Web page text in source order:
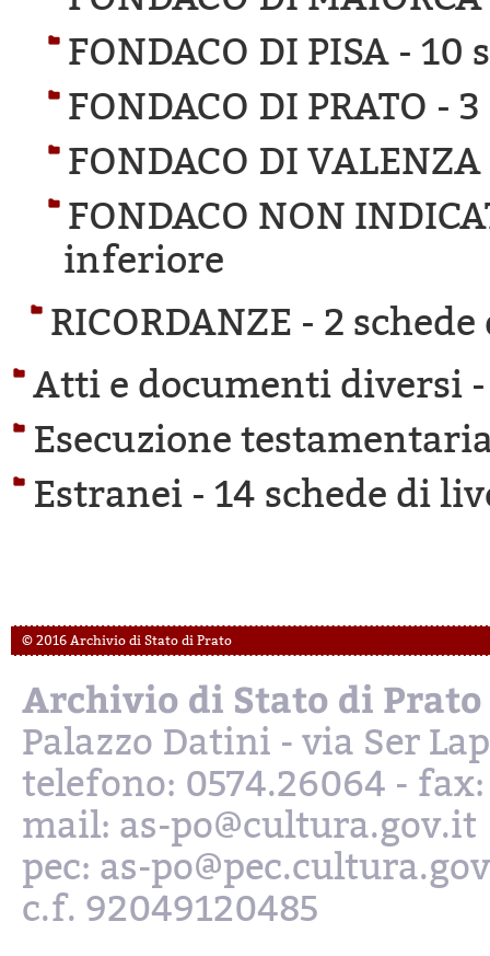
FONDACO DI PISA - 10
FONDACO DI PRATO -
FONDACO DI
FONDACO NON
inferiore
RICORDANZE - 2
Atti e documenti diversi
Esecuzione
Estranei - 14 schede di
© 2016 Archivio di Stato di Prato
Archivio di Stato di Prato
Palazzo Datini - via Ser
telefono: 0574.26064 - fax:
mail: as-po@cultura.gov.it
pec: as-
c.f. 92049120485